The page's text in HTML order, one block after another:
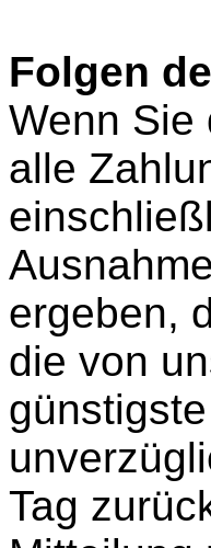
Folgen
Wenn Sie
alle
ergeben,
die von
Tag